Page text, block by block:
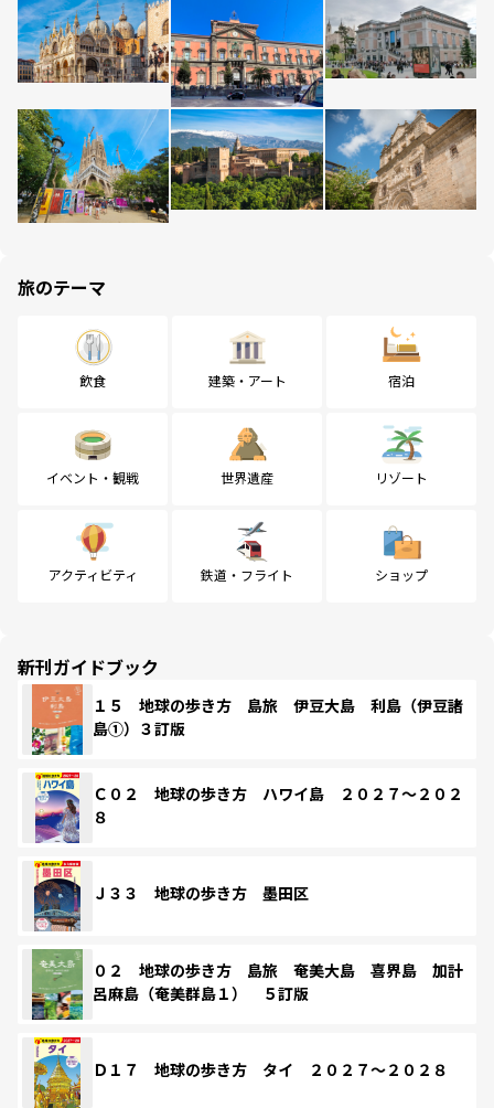
旅のテーマ
飲食 建築・アート 宿泊
イベント・観戦 世界遺産 リゾート
アクティビティ 鉄道・フライト ショップ
新刊ガイドブック
１５ 地球の歩き方 島旅 伊豆大島 利島（伊豆諸
島①）３訂版
Ｃ０２ 地球の歩き方 ハワイ島 ２０２７～２０２
８
Ｊ３３ 地球の歩き方 墨田区
０２ 地球の歩き方 島旅 奄美大島 喜界島 加計
呂麻島（奄美群島１） ５訂版
Ｄ１７ 地球の歩き方 タイ ２０２７～２０２８